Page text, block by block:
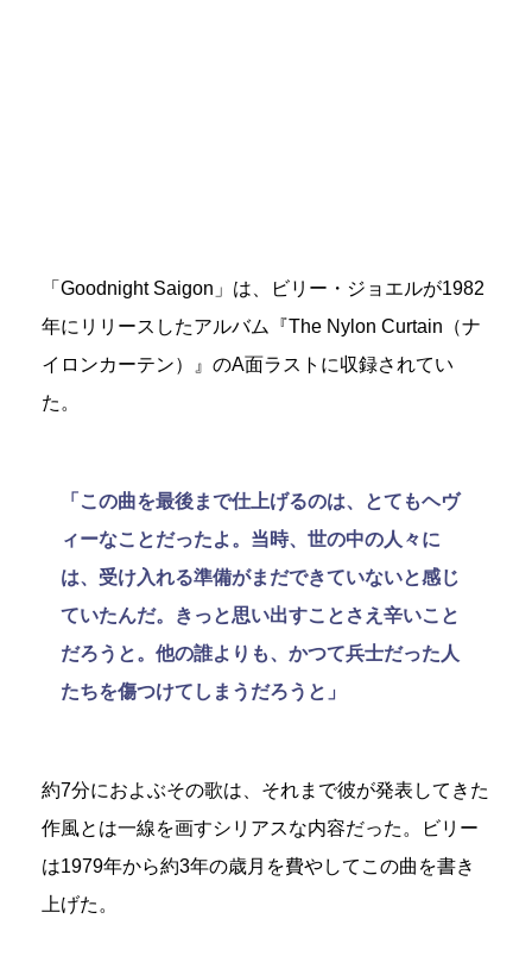
「Goodnight Saigon」は、ビリー・ジョエルが1982
年にリリースしたアルバム『The Nylon Curtain（ナ
イロンカーテン）』のA面ラストに収録されてい
た。
「この曲を最後まで仕上げるのは、とてもヘヴ
ィーなことだったよ。当時、世の中の人々に
は、受け入れる準備がまだできていないと感じ
ていたんだ。きっと思い出すことさえ辛いこと
だろうと。他の誰よりも、かつて兵士だった人
たちを傷つけてしまうだろうと」
約7分におよぶその歌は、それまで彼が発表してきた
作風とは一線を画すシリアスな内容だった。ビリー
は1979年から約3年の歳月を費やしてこの曲を書き
上げた。